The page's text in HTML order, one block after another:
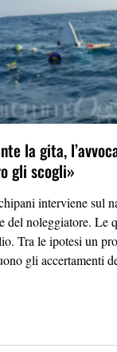
la gita,
gli scogli»
interviene sul
del noleggiatore. Le
Tra le ipotesi un
gli accertamenti